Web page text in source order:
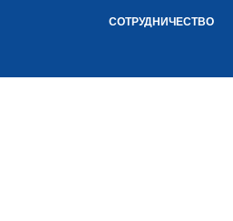
СОТРУДНИЧЕСТВО